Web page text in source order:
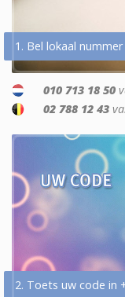
1. Bel lokaal nummer
010 713 18 50
02 788 12 43
2. Toets uw code in